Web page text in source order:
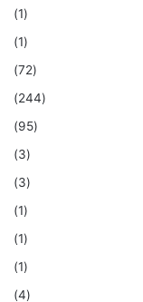
(1)
(1)
(72)
(244)
(95)
(3)
(3)
(1)
(1)
(1)
(4)